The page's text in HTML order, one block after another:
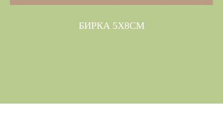
БИРКА 5Х8СМ